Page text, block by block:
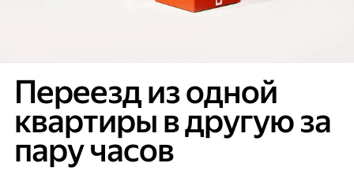
Переезд из одной
квартиры в другую за
пару часов